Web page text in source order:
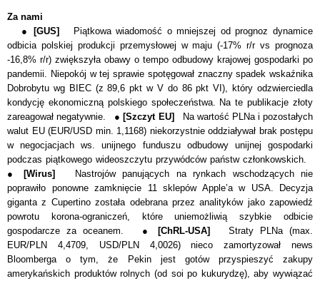
Za nami
● [GUS] Piątkowa wiadomość o mniejszej od prognoz dynamice
odbicia polskiej produkcji przemysłowej w maju (-17% r/r vs prognoza
-16,8% r/r) zwiększyła obawy o tempo odbudowy krajowej gospodarki po
pandemii. Niepokój w tej sprawie spotęgował znaczny spadek wskaźnika
Dobrobytu wg BIEC (z 89,6 pkt w V do 86 pkt VI), który odzwierciedla
kondycję ekonomiczną polskiego społeczeństwa. Na te publikacje złoty
zareagował negatywnie. ●[Szczyt EU] Na wartość PLNa i pozostałych
walut EU (EUR/USD min. 1,1168) niekorzystnie oddziaływał brak postępu
w negocjacjach ws. unijnego funduszu odbudowy unijnej gospodarki
podczas piątkowego wideoszczytu przywódców państw członkowskich.
● [Wirus] Nastrojów panujących na rynkach wschodzących nie
poprawiło ponowne zamknięcie 11 sklepów Apple’a w USA. Decyzja
giganta z Cupertino została odebrana przez analityków jako zapowiedź
powrotu korona-ograniczeń, które uniemożliwią szybkie odbicie
gospodarcze za oceanem. ● [ChRL-USA]Straty PLNa (max.
EUR/PLN 4,4709, USD/PLN 4,0026) nieco zamortyzował news
Bloomberga o tym, że Pekin jest gotów przyspieszyć zakupy
amerykańskich produktów rolnych (od soi po kukurydzę), aby wywiązać